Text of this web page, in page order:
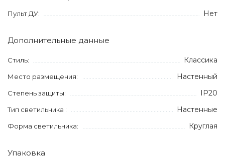
Пульт ДУ: Нет
Дополнительные данные
Стиль: Классика
Место размещения: Настенный
Степень защиты: IP20
Тип светильника : Настенные
Форма светильника: Круглая
Упаковка